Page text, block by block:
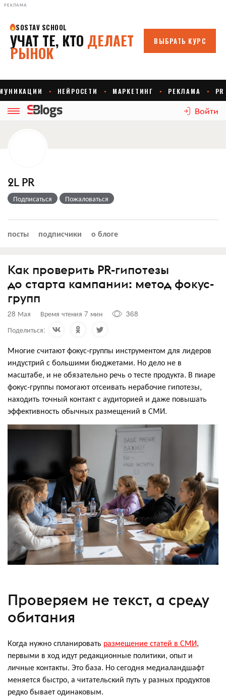
РЕКЛАМА
Войти
2L PR
Подписаться Пожаловаться
посты подписчики о блоге
Как проверить PR-гипотезы
до старта кампании: метод фокус-
групп
28 Мая Время чтения 7 мин
368
Поделиться:
Многие считают фокус-группы инструментом для лидеров
индустрий с большими бюджетами. Но дело не в
масштабе, и не обязательно речь о тесте продукта. В пиаре
фокус-группы помогают отсеивать нерабочие гипотезы,
находить точный контакт с аудиторией и даже повышать
эффективность обычных размещений в СМИ.
Проверяем не текст, а среду
обитания
Когда нужно спланировать размещение статей в СМИ,
первыми в ход идут редакционные политики, опыт и
личные контакты. Это база. Но сегодня медиаландшафт
меняется быстро, а читательский путь у разных продуктов
редко бывает одинаковым.